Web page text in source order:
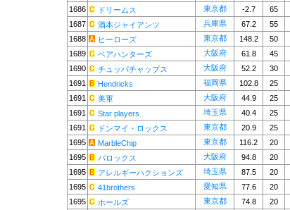
1686
ドリームス 東京都 -2.7 65
1687
酒本ジャイアンツ 兵庫県 67.2 55
1688
ヒーローズ 東京都 148.2 50
1689
ベアハンターズ 大阪府 61.8 45
1690
チュッパチャップス 大阪府 52.2 30
1691
Hendricks 福岡県 102.8 25
1691
美軍 大阪府 44.9 25
1691
Star players 埼玉県 40.4 25
1691
ドンマイ・ロックス 東京都 20.9 25
1695
MarbleChip 東京都 116.2 20
1695
バロックス 大阪府 94.8 20
1695
アレルギーハクションズ 埼玉県 87.5 20
1695
41brothers 愛知県 77.6 20
1695
ホールズ 東京都 74.8 20